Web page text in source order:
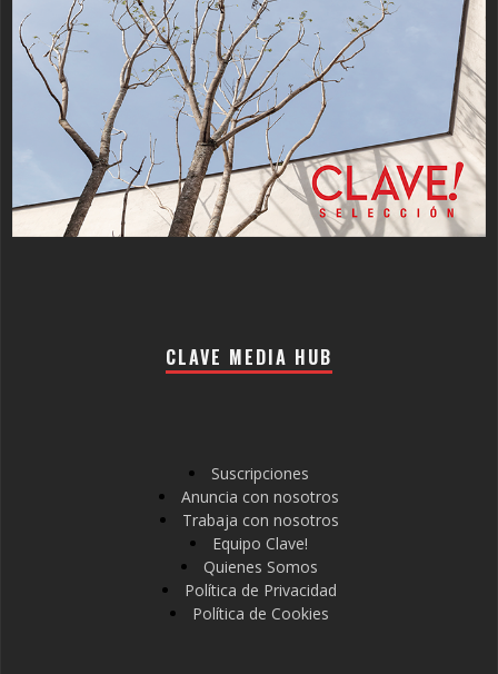
CLAVE MEDIA HUB
Suscripciones
Anuncia con nosotros
Trabaja con nosotros
Equipo Clave!
Quienes Somos
Política de Privacidad
Política de Cookies